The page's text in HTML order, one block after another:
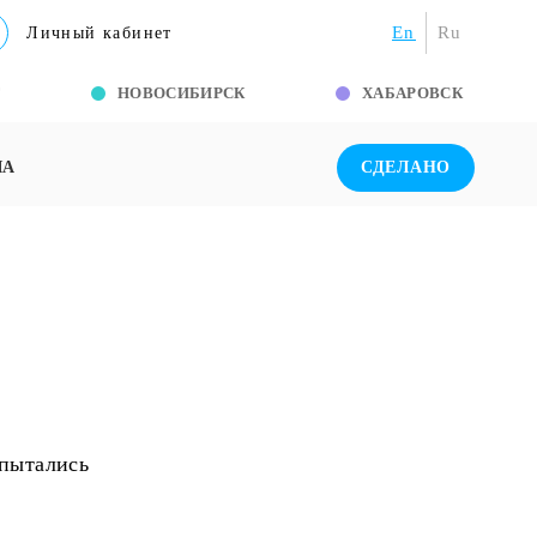
Личный кабинет En Ru
НОВОСИБИРСК ХАБАРОВСК
СДЕЛАНО